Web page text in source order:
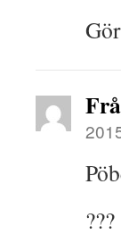
???